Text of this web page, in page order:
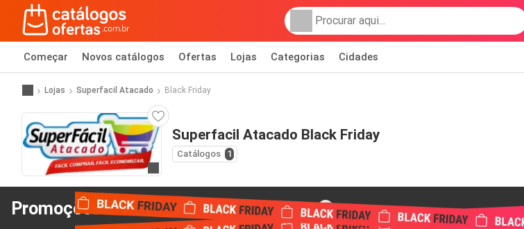
Começar Novos catálogos Ofertas Lojas Categorias Cidades
Lojas Superfacil Atacado Black Friday
Superfacil Atacado Black Friday
Catálogos 1
Promoções Black Fridayde Superfacil Atacado